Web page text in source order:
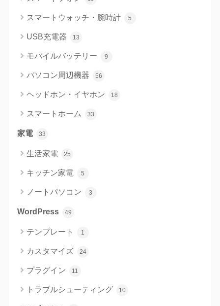
スマートウォッチ・腕時計 5
USB充電器 13
モバイルバッテリー 9
パソコン周辺機器 56
ヘッドホン・イヤホン 18
スマートホーム 33
家電 33
生活家電 25
キッチン家電 5
ノートパソコン 3
WordPress 49
テンプレート 1
カスタマイズ 24
プラグイン 11
トラブルシューティング 10